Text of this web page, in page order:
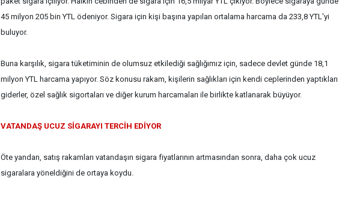
45 milyon 205 bin YTL ödeniyor. Sigara için kişi başına yapılan ortalama harcama da 233,8 YTL'yi
buluyor.
Buna karşılık, sigara tüketiminin de olumsuz etkilediği sağlığımız için, sadece devlet günde 18,1
milyon YTL harcama yapıyor. Söz konusu rakam, kişilerin sağlıkları için kendi ceplerinden yaptıkları
giderler, özel sağlık sigortaları ve diğer kurum harcamaları ile birlikte katlanarak büyüyor.
VATANDAŞ UCUZ SİGARAYI TERCİH EDİYOR
Öte yandan, satış rakamları vatandaşın sigara fiyatlarının artmasından sonra, daha çok ucuz
sigaralara yöneldiğini de ortaya koydu.